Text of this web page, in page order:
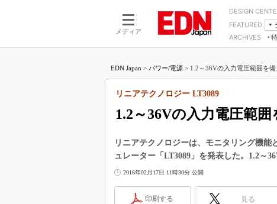
メディア
DESIGN
モーターLSI
FEATURED
つながるクルマ
エレクトロニクス入門
医療エレ（EE Times Japan）
製品解剖（EE Times Japan）
ARCHIVES
マイクロプロセッサ懐古録
用講座
たった2つの式で始めるDC/
バーターの設計
DC-DCコンバーター活用講座
Wired, Weird
マイコン講座
Q&Aで学ぶマイコン講座
EDN Japan > パワー/電源 > 1.2～36Vの入力電圧範囲を備
1.2～36Vの入力電圧範
リニアテクノロジー LT3089
リニアテクノロジーは、モニタリング機
ュレーター「LT3089」を発表した。1.2～
2016年02月17日 11時30分 公開
印刷する 見る